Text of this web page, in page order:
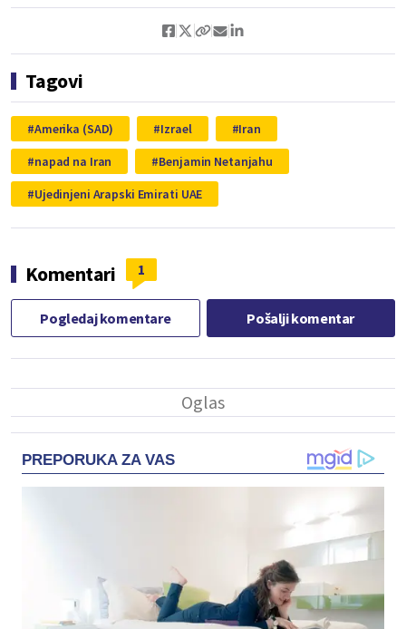
Tagovi
Amerika (SAD) Izrael
Iran
napad na Iran
Benjamin Netanjahu
Ujedinjeni Arapski Emirati UAE
Komentari 1
Pogledaj komentare Pošalji komentar
PREPORUKA ZA VAS